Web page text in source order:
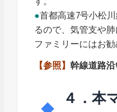
●首都高速7号小松
るので、気管支や
ファミリーにはお勧
【参照】幹線道路
４．本